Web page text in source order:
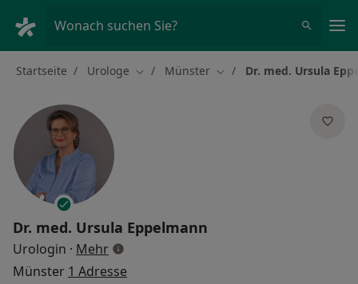
Wonach suchen Sie?
Startseite Urologe Stadt ändern
Münster Stadt ändern
Dr. med. Ursula
Dr. med. Ursula Eppelmann
Urologin · Mehrüber Spezialisierungen
Münster 1 Adresse